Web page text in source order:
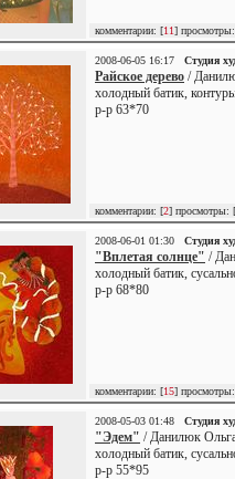
комментарии: [11]
2008-06-05 16:17 Студия
Райское дерево /
холодный батик,
р-р 63*70
комментарии: [2] просмотры: [
2008-06-01 01:30 Студия
"Вплетая солнце" /
холодный батик,
р-р 68*80
комментарии: [15]
2008-05-03 01:48 Студия
"Эдем" / Данилюк
холодный батик,
р-р 55*95